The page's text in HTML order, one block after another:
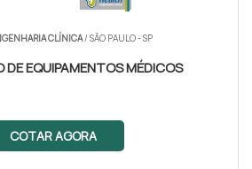
CLÍNICA/ SÃO PAULO - SP
DE EQUIPA­MENTOS MÉDICOS
COTAR AGORA